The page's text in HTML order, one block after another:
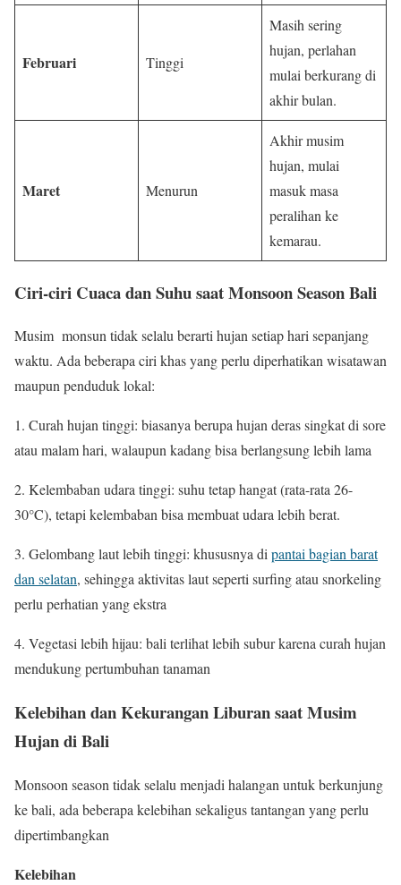
Februari Tinggi
Masih sering
hujan, perlahan
mulai berkurang di
akhir bulan.
Maret Menurun
Akhir musim
hujan, mulai
masuk masa
peralihan ke
kemarau.
Ciri-ciri Cuaca dan Suhu saat Monsoon Season Bali
Musim monsun tidak selalu berarti hujan setiap hari sepanjang
waktu. Ada beberapa ciri khas yang perlu diperhatikan wisatawan
maupun penduduk lokal:
1. Curah hujan tinggi: biasanya berupa hujan deras singkat di sore
atau malam hari, walaupun kadang bisa berlangsung lebih lama
2. Kelembaban udara tinggi: suhu tetap hangat (rata-rata 26-
30°C), tetapi kelembaban bisa membuat udara lebih berat.
3. Gelombang laut lebih tinggi: khususnya dipantai bagian barat
dan selatan, sehingga aktivitas laut seperti surfing atau snorkeling
perlu perhatian yang ekstra
4. Vegetasi lebih hijau: bali terlihat lebih subur karena curah hujan
mendukung pertumbuhan tanaman
Kelebihan dan Kekurangan Liburan saat Musim
Hujan di Bali
Monsoon season tidak selalu menjadi halangan untuk berkunjung
ke bali, ada beberapa kelebihan sekaligus tantangan yang perlu
dipertimbangkan
Kelebihan